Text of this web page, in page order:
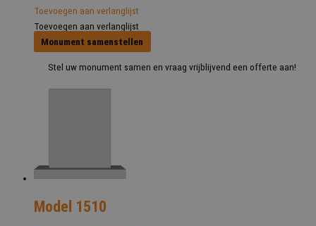
Toevoegen aan verlanglijst
Toevoegen aan verlanglijst
Monument samenstellen
Stel uw monument samen en vraag vrijblijvend een offerte aan!
Model 1510